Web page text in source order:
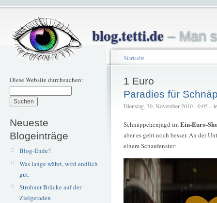
blog.tetti.de– Man
Diese Website durchsuchen:
Neueste
Blogeinträge
Blog-Ende?
Was lange währt, wird endlich
gut.
Strohner Brücke auf der
Zielgeraden
Startseite
1 Euro
Paradies für
Dienstag, 30. November 2010 - 0:05 –
Schnäppchenjagd imEin-Euro-
aber es geht noch besser. An der
einem Schaufenster: